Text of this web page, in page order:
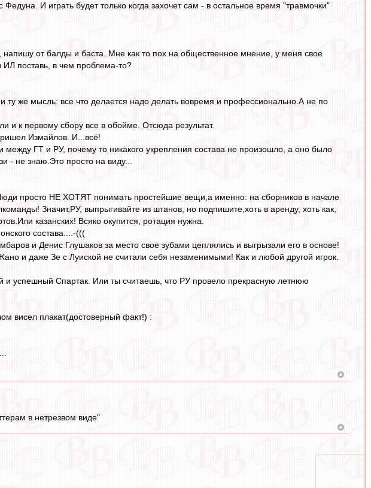
И играть будет только когда захочет сам - в остальное время "травмочки"
от балды и баста. Мне как то пох на общественное мнение, у меня свое
поставь, в чем проблема-то?
ту же мысль: все что делается надо делать вовремя и профессионально.А не по
и к первому сбору все в обойме. Отсюда результат.
Измайлов. И...всё!
между ГТ и РУ, почему то никакого укрепления состава не произошло, а оно было
- не знаю.Это просто на виду...
просто НЕ ХОТЯТ понимать простейшие вещи,а именно: на сборников в начале
Значит,РУ, выпрыгивайте из штанов, но подпишите,хоть в аренду, хоть как,
казанских! Всяко окупится, ротация нужна.
состава....-(((
и Денис Глушаков за место свое зубами цеплялись и выгрызали его в основе!
и даже Зе с Луиской не считали себя незаменимыми! Как и любой другой игрок.
успешный Спартак. Или ты считаешь, что РУ провело прекрасную летнюю
висел плакат(достоверный факт!) :
в нетрезвом виде"